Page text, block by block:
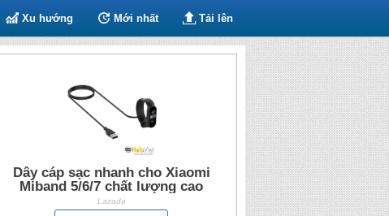
Xu hướng Mới nhất Tải lên
Dây cáp sạc nhanh cho Xiaomi
Miband 5/6/7 chất lượng cao
Lazada